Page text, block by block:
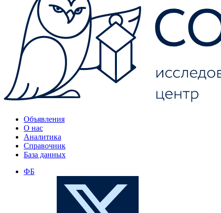
Объявления
О нас
Аналитика
Справочник
База данных
ФБ